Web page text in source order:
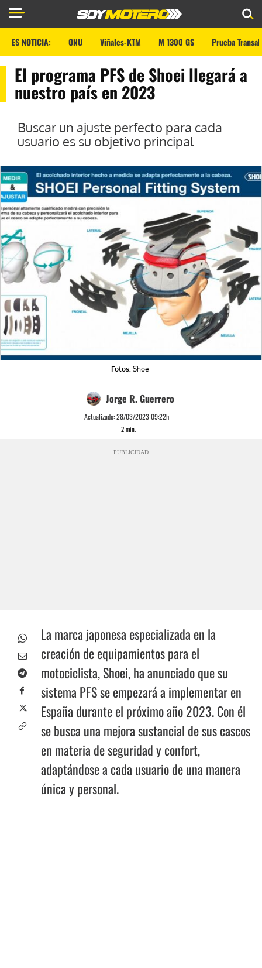
ES NOTICIA: ONU Viñales-KTM M 1300 GS Prueba
El programa PFS de Shoei llegará a
nuestro país en 2023
Buscar un ajuste perfecto para cada
usuario es su objetivo principal
Fotos: Shoei
Jorge R. Guerrero
Actualizado:28/03/2023 09:22h
2min.
PUBLICIDAD
La marca japonesa especializada en la
creación de equipamientos para el
motociclista, Shoei, ha anunciado que su
sistema PFS se empezará a implementar en
España durante el próximo año 2023. Con él
se busca una mejora sustancial de sus cascos
en materia de seguridad y confort,
adaptándose a cada usuario de una manera
única y personal.